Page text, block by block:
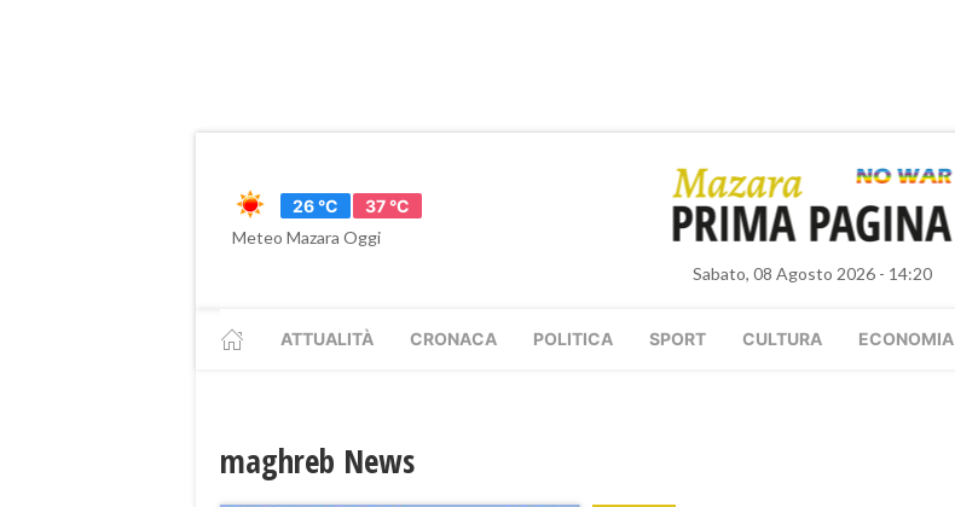
26 °C
37 °C
Meteo Mazara Oggi
Sabato, 08 Agosto 2026 - 14:20
ATTUALITÀ CRONACA POLITICA SPORT CULTURA ECONOMIA
maghreb News